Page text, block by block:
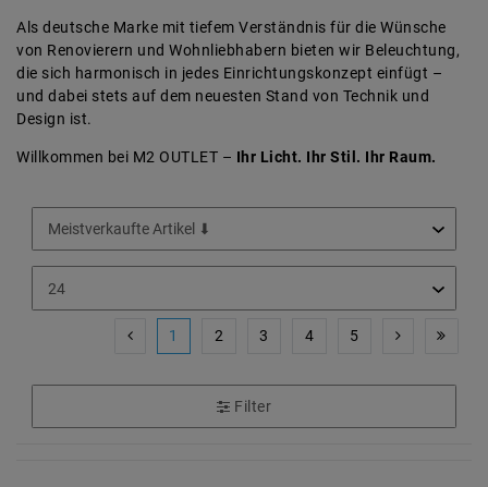
Als deutsche Marke mit tiefem Verständnis für die Wünsche
von Renovierern und Wohnliebhabern bieten wir Beleuchtung,
die sich harmonisch in jedes Einrichtungskonzept einfügt –
und dabei stets auf dem neuesten Stand von Technik und
Design ist.
Willkommen bei M2 OUTLET – Ihr Licht. Ihr Stil. Ihr Raum.
1 2 3 4 5
Filter